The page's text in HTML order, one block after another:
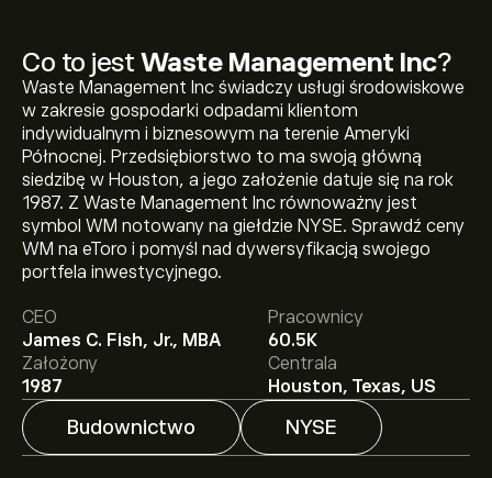
Co to jest Waste Management Inc?
Waste Management Inc świadczy usługi środowiskowe
w zakresie gospodarki odpadami klientom
indywidualnym i biznesowym na terenie Ameryki
Północnej. Przedsiębiorstwo to ma swoją główną
siedzibę w Houston, a jego założenie datuje się na rok
1987. Z Waste Management Inc równoważny jest
symbol WM notowany na giełdzie NYSE. Sprawdź ceny
WM na eToro i pomyśl nad dywersyfikacją swojego
portfela inwestycyjnego.
CEO
James C. Fish, Jr., MBA
Pracownicy
60.5K
Założony
1987
Centrala
Houston, Texas, US
Budownictwo NYSE
Aktualna cena instrumentu: WM wynosi 227.68‎$‎.
Średnia cena docelowa dla instrumentu: Waste
Management Inc wynosi 227.68‎$‎.Zarejestruj się
eToro, aby poznać szczegółowe prognozy analityków i
ceny docelowe.
Analitycy oferują prognozy dla instrumentu: Waste
Management Inc w oparciu o trendy rynkowe, raporty